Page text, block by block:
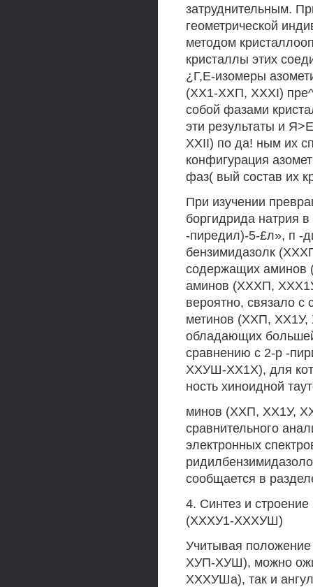
затруднительным.
геометрической
методом
кристаллы этих
¿Г,Е-изомеры
(ХХ1-ХХП, XXXI)
собой фазами
эти результаты и
XXII) по да! ным их
конфигурация
фаз( вый состав их
При изучении
боргидрида натрия
-пиредил)-5-£л», п -
бензимидазолк
содержащих
аминов (ХХХП,
вероятно, связало
метинов (ХХП,
обладающих
сравнению с 2-р -
ХХУШ-ХХ1Х), для
ность хиноидной
минов (ХХП, ХХ1У,
сравнительного
электронных
сообщается в
4. Синтез и
(ХХХУ1-ХХХУШ)
Учитывая
ХУП-ХУШ), можно
ХХХУШа), так и